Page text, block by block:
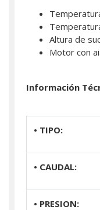
Altura de
Motor con
Información
• TIPO:
• CAUDAL:
• PRESION: